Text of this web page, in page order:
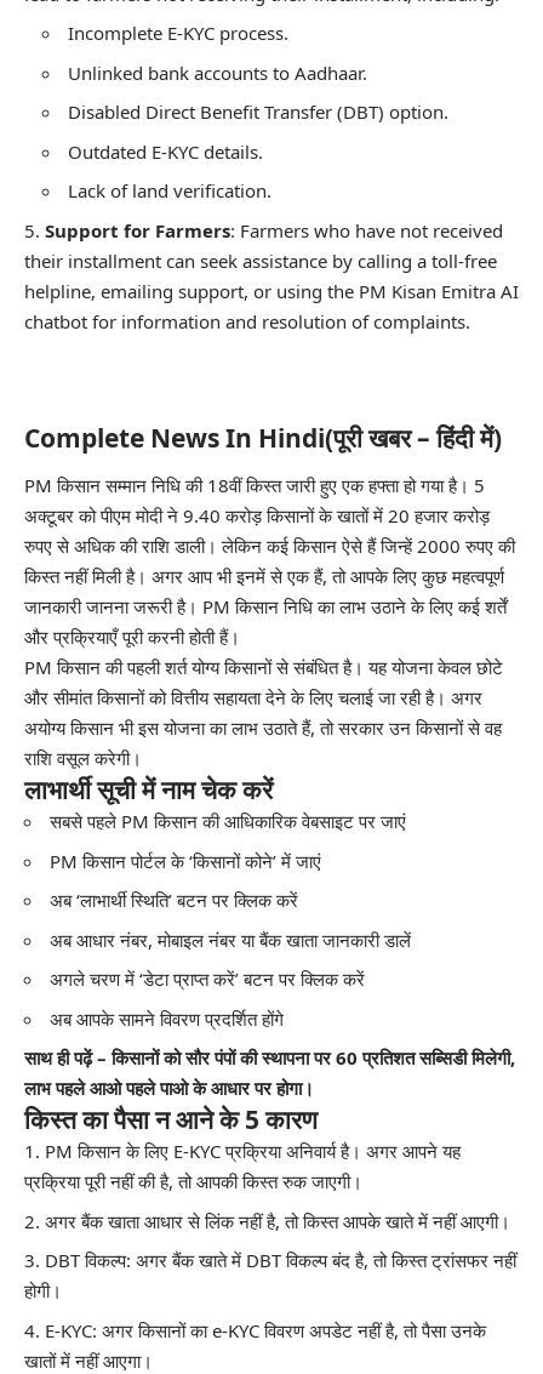
Incomplete E-KYC process.
Unlinked bank accounts to Aadhaar.
Disabled Direct Benefit Transfer (DBT) option.
Outdated E-KYC details.
Lack of land verification.
Support for Farmers: Farmers who have not received
their installment can seek assistance by calling a toll-free
helpline, emailing support, or using the PM Kisan Emitra AI
chatbot for information and resolution of complaints.
Complete News In Hindi(पूरी खबर – हिंदी में)
PM किसान सम्मान निधि की 18वीं किस्त जारी हुए एक हफ्ता हो गया है। 5
अक्टूबर को पीएम मोदी ने 9.40 करोड़ किसानों के खातों में 20 हजार करोड़
रुपए से अधिक की राशि डाली। लेकिन कई किसान ऐसे हैं जिन्हें 2000 रुपए की
किस्त नहीं मिली है। अगर आप भी इनमें से एक हैं, तो आपके लिए कुछ महत्वपूर्ण
जानकारी जानना जरूरी है। PM किसान निधि का लाभ उठाने के लिए कई शर्तें
और प्रक्रियाएँ पूरी करनी होती हैं।
PM किसान की पहली शर्त योग्य किसानों से संबंधित है। यह योजना केवल छोटे
और सीमांत किसानों को वित्तीय सहायता देने के लिए चलाई जा रही है। अगर
अयोग्य किसान भी इस योजना का लाभ उठाते हैं, तो सरकार उन किसानों से वह
राशि वसूल करेगी।
लाभार्थी सूची में नाम चेक करें
सबसे पहले PM किसान की आधिकारिक वेबसाइट पर जाएं
PM किसान पोर्टल के ‘किसानों कोने’ में जाएं
अब ‘लाभार्थी स्थिति’ बटन पर क्लिक करें
अब आधार नंबर, मोबाइल नंबर या बैंक खाता जानकारी डालें
अगले चरण में ‘डेटा प्राप्त करें’ बटन पर क्लिक करें
अब आपके सामने विवरण प्रदर्शित होंगे
साथ ही पढ़ें – किसानों को सौर पंपों की स्थापना पर 60 प्रतिशत सब्सिडी मिलेगी,
लाभ पहले आओ पहले पाओ के आधार पर होगा।
किस्त का पैसा न आने के 5 कारण
PM किसान के लिए E-KYC प्रक्रिया अनिवार्य है। अगर आपने यह
प्रक्रिया पूरी नहीं की है, तो आपकी किस्त रुक जाएगी।
अगर बैंक खाता आधार से लिंक नहीं है, तो किस्त आपके खाते में नहीं आएगी।
DBT विकल्प: अगर बैंक खाते में DBT विकल्प बंद है, तो किस्त ट्रांसफर नहीं
होगी।
E-KYC: अगर किसानों का e-KYC विवरण अपडेट नहीं है, तो पैसा उनके
खातों में नहीं आएगा।